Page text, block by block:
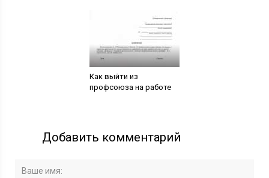
Как выйти из
профсоюза на работе
Добавить комментарий